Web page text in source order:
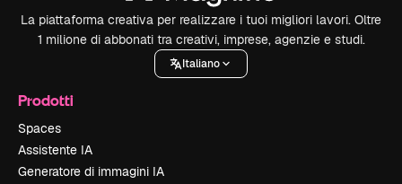
La piattaforma creativa per realizzare i tuoi migliori lavori. Oltre
1 milione di abbonati tra creativi, imprese, agenzie e studi.
Italiano
Prodotti
Spaces
Assistente IA
Generatore di immagini IA